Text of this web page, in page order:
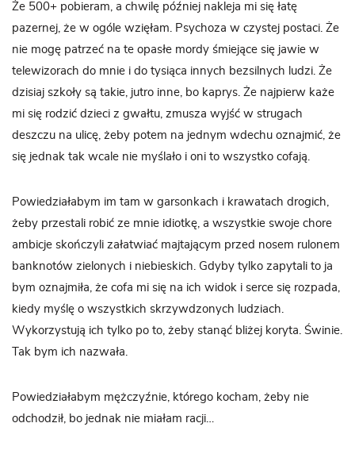
Że 500+ pobieram, a chwilę później nakleja mi się łatę
pazernej, że w ogóle wzięłam. Psychoza w czystej postaci. Że
nie mogę patrzeć na te opasłe mordy śmiejące się jawie w
telewizorach do mnie i do tysiąca innych bezsilnych ludzi. Że
dzisiaj szkoły są takie, jutro inne, bo kaprys. Że najpierw każe
mi się rodzić dzieci z gwałtu, zmusza wyjść w strugach
deszczu na ulicę, żeby potem na jednym wdechu oznajmić, że
się jednak tak wcale nie myślało i oni to wszystko cofają.
Powiedziałabym im tam w garsonkach i krawatach drogich,
żeby przestali robić ze mnie idiotkę, a wszystkie swoje chore
ambicje skończyli załatwiać majtającym przed nosem rulonem
banknotów zielonych i niebieskich. Gdyby tylko zapytali to ja
bym oznajmiła, że cofa mi się na ich widok i serce się rozpada,
kiedy myślę o wszystkich skrzywdzonych ludziach.
Wykorzystują ich tylko po to, żeby stanąć bliżej koryta. Świnie.
Tak bym ich nazwała.
Powiedziałabym mężczyźnie, którego kocham, żeby nie
odchodził, bo jednak nie miałam racji…